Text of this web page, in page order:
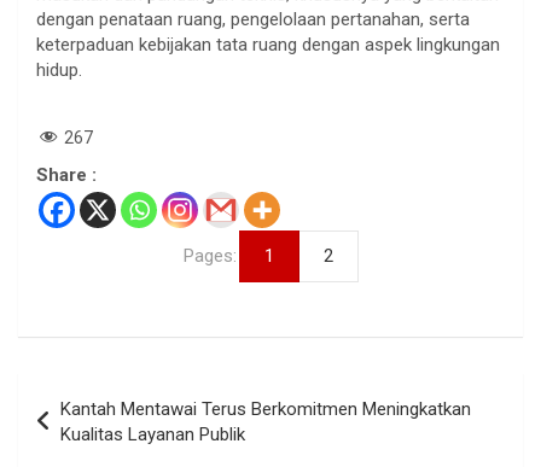
dengan penataan ruang, pengelolaan pertanahan, serta
keterpaduan kebijakan tata ruang dengan aspek lingkungan
hidup.
267
Share :
Pages: 1 2
pos
Kantah Mentawai Terus Berkomitmen Meningkatkan
Kualitas Layanan Publik